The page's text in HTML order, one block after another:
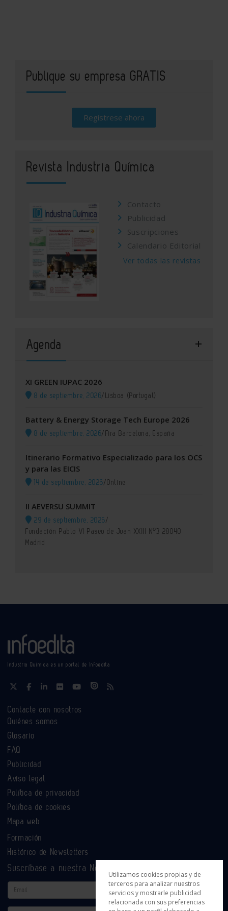
Publique su empresa GRATIS
Regístrese ahora
Revista Industria Química
Contacto
Publicidad
Suscripciones
Calendario Editorial
Ver todas las revistas
Agenda
XI GREEN IUPAC 2026
8 de septiembre, 2026/Lisboa (Portugal)
Battery & Energy Storage Tech Europe 2026
8 de septiembre, 2026/Fira Barcelona, España
Itinerario Formativo Especializado para los OCS
y para las EICIS
14 de septiembre, 2026/Online
II AEVERSU SUMMIT
29 de septiembre, 2026/
Fundación Pablo VI Paseo de Juan XXIII Nº3 28040
Madrid
Industria Química es un portal de Infoedita
Contacte con nosotros
Quiénes somos
Glosario
FAQ
Publicidad
Aviso legal
Política de privacidad
Política de cookies
Mapa web
Formación
Histórico de Newsletters
Suscríbase a nuestra Newsletter
Email
Utilizamos cookies propias y de
terceros para analizar nuestros
servicios y mostrarle publicidad
relacionada con sus preferencias